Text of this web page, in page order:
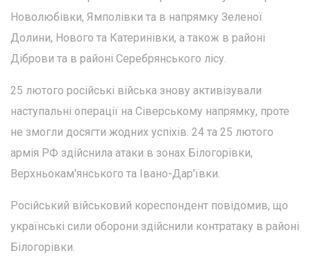
Новолюбівки, Ямполівки та в напрямку Зеленої
Долини, Нового та Катеринівки, а також в районі
Діброви та в районі Серебрянського лісу.
25 лютого російські війська знову активізували
наступальні операції на Сіверському напрямку, проте
не змогли досягти жодних успіхів. 24 та 25 лютого
армія РФ здійснила атаки в зонах Білогорівки,
Верхньокам'янського та Івано-Дар'ївки.
Російський військовий кореспондент повідомив, що
українські сили оборони здійснили контратаку в районі
Білогорівки.